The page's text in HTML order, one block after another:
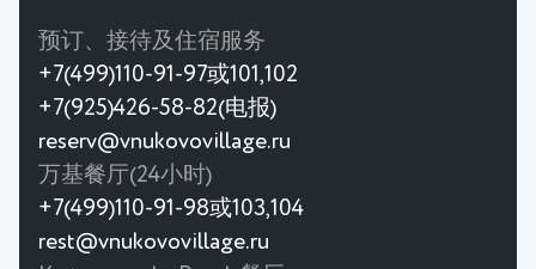
预订、接待及住宿服务
+7(499)110-91-97或101,102
+7(925)426-58-82(电报)
reserv@vnukovovillage.ru
万基餐厅(24小时)
+7(499)110-91-98或103,104
rest@vnukovovillage.ru